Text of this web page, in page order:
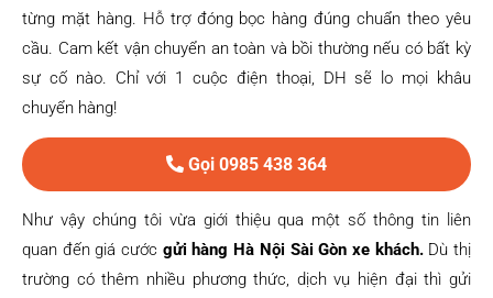
từng mặt hàng. Hỗ trợ đóng bọc hàng đúng chuẩn theo yêu
cầu. Cam kết vận chuyển an toàn và bồi thường nếu có bất kỳ
sự cố nào. Chỉ với 1 cuộc điện thoại, DH sẽ lo mọi khâu
chuyển hàng!
Gọi 0985 438 364
Như vậy chúng tôi vừa giới thiệu qua một số thông tin liên
quan đến giá cước gửi hàng Hà Nội Sài Gòn xe khách.Dù thị
trường có thêm nhiều phương thức, dịch vụ hiện đại thì gửi